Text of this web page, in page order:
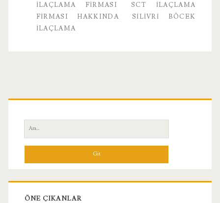
İLAÇLAMA FIRMASI
SCT İLAÇLAMA
FIRMASI HAKKINDA
SILIVRI BÖCEK
ILAÇLAMA
Birincil
Yan
Menü
Ara:
ÖNE ÇIKANLAR